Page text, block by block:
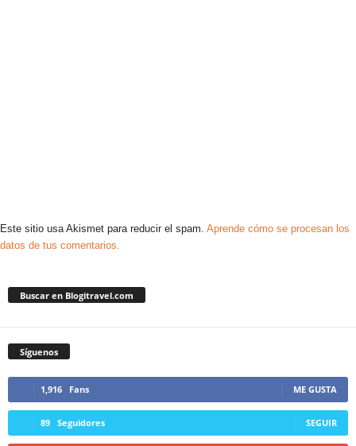
Este sitio usa Akismet para reducir el spam. Aprende cómo se procesan los
datos de tus comentarios.
Buscar en Blogitravel.com
Síguenos
1,916 Fans ME GUSTA
89 Seguidores SEGUIR